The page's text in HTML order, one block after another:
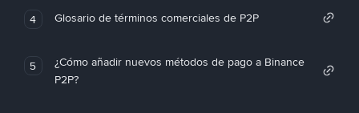
4 Glosario de términos comerciales de P2P
5
¿Cómo añadir nuevos métodos de pago a Binance
P2P?